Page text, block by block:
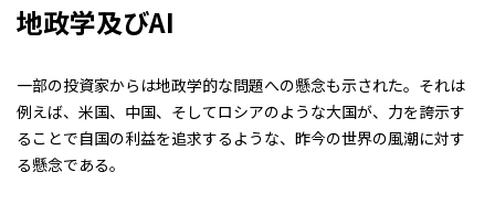
地政学及びAI
一部の投資家からは地政学的な問題への懸念も示された。それは
例えば、米国、中国、そしてロシアのような大国が、力を誇示す
ることで自国の利益を追求するような、昨今の世界の風潮に対す
る懸念である。